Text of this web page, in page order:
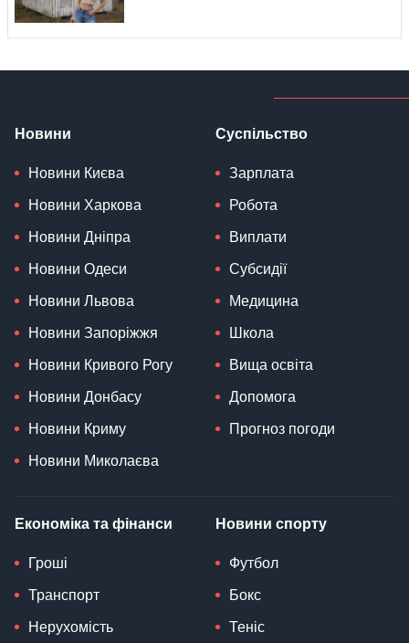
Новини
Новини Києва
Новини Харкова
Новини Дніпра
Новини Одеси
Новини Львова
Новини Запоріжжя
Новини Кривого Рогу
Новини Донбасу
Новини Криму
Новини Миколаєва
Суспільство
Зарплата
Робота
Виплати
Субсидії
Медицина
Школа
Вища освіта
Допомога
Прогноз погоди
Економіка та фінанси
Гроші
Транспорт
Нерухомість
Новини спорту
Футбол
Бокс
Теніс